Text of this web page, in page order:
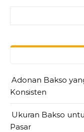
Adonan Bakso
Konsisten
Ukuran Bakso
Pasar